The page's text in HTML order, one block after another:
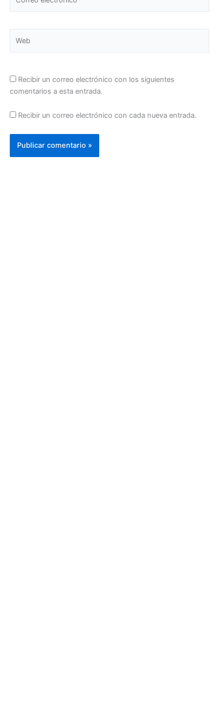
electrónico*
Recibir un correo electrónico con los siguientes
comentarios a esta entrada.
Recibir un correo electrónico con cada nueva entrada.